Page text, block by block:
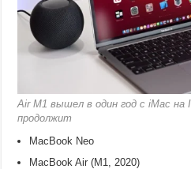
Air M1 вышел в один год с iMac на
продолжит
MacBook Neo
MacBook Air (M1, 2020)